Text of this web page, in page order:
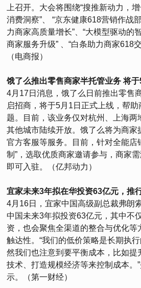
上召开。大会将围绕“搜推新动力，
消费洞察”、 “京东健康618营销作战
力商家高质量增长”、“大模型驱动的
商家服务升级” 、“白条助力商家618
（电商报）
饿了么推出零售商家半托管业务 将
4月17日消息，饿了么日前推出零售
启招商，将于5月1日正式上线，帮
题。目前，该业务仅对杭州、上海两
其他城市陆续开放。饿了么将为商家
官方客服等服务。目前，针对全能店
制”，选取优质商家邀请参与，商家
即可入驻。（亿邦动力）
宜家未来3年拟在华投资63亿元，推
4月16日，宜家中国高级副总裁弗朗
中国未来3年拟投资63亿元，其中不
资，也会聚焦全渠道的整合与优化等
触达性。“我们的低价策略是长期执
然我们也注意到要平衡成本，比如提
技术、打造规模经济等来控制成本。
示。（第一财经）